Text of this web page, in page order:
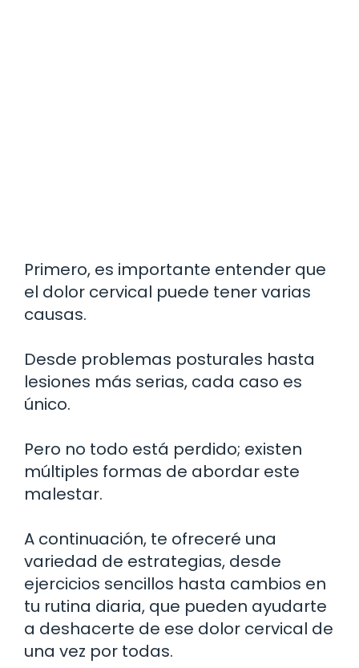
Primero, es importante entender que
el dolor cervical puede tener varias
causas.
Desde problemas posturales hasta
lesiones más serias, cada caso es
único.
Pero no todo está perdido; existen
múltiples formas de abordar este
malestar.
A continuación, te ofreceré una
variedad de estrategias, desde
ejercicios sencillos hasta cambios en
tu rutina diaria, que pueden ayudarte
a deshacerte de ese dolor cervical de
una vez por todas.